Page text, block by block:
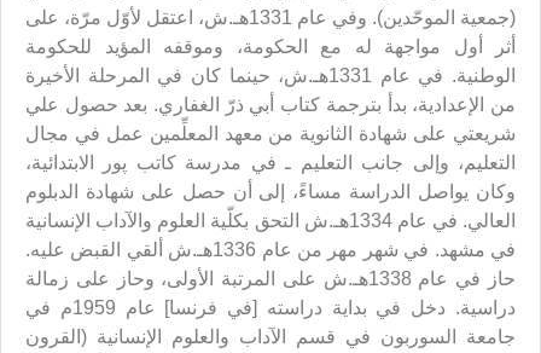
(جمعية الموحّدين). وفي عام 1331هـ.ش، اعتقل لأوّل مرّة، على
أثر أول مواجهة له مع الحكومة، وموقفه المؤيد للحكومة
الوطنية. في عام 1331هـ.ش، حينما كان في المرحلة الأخيرة
من الإعدادية، بدأ بترجمة كتاب أبي ذرّ الغفاري. بعد حصول علي
شريعتي على شهادة الثانوية من معهد المعلِّمين عمل في مجال
التعليم، وإلى جانب التعليم ـ في مدرسة كاتب پور الابتدائية،
وكان يواصل الدراسة مساءً، إلى أن حصل على شهادة الدبلوم
العالي. في عام 1334هـ.ش التحق بكلّية العلوم والآداب الإنسانية
في مشهد. في شهر مهر من عام 1336هـ.ش ألقي القبض عليه.
حاز في عام 1338هـ.ش على المرتبة الأولى، وحاز على زمالة
دراسية. دخل في بداية دراسته [في فرنسا] عام 1959م في
جامعة السوربون في قسم الآداب والعلوم الإنسانية (القرون